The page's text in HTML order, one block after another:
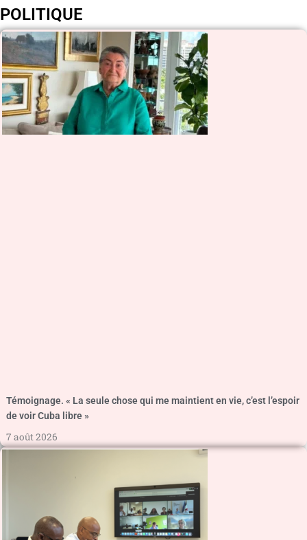
POLITIQUE
Témoignage. « La seule chose qui me maintient en vie, c’est l’espoir
de voir Cuba libre »
7 août 2026